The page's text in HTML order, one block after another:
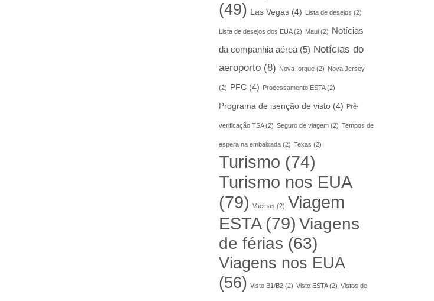
(49) Las Vegas(4) Lista de desejos (2)
Lista de desejos dos EUA(2) Maui(2)
Notícias
da companhia aérea(5) Notícias do
aeroporto(8) Nova Iorque(2) Nova Jersey
(2) PFC(4) Processamento ESTA(2)
Programa de isenção de visto(4) Pré-
verificação TSA(2) Seguro de viagem(2) Tempos de
espera na embaixada(2) Texas (2)
Turismo (74)
Turismo nos EUA
(79) Vacinas (2) Viagem
ESTA(79) Viagens
de férias (63)
Viagens nos EUA
(56) Visto B1/B2(2) Visto ESTA(2) Vistos de